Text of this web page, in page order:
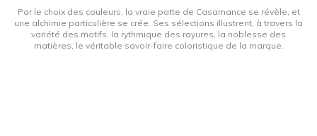
Par le choix des couleurs, la vraie patte de Casamance se révèle, et
une alchimie particulière se crée. Ses sélections illustrent, à travers la
variété des motifs, la rythmique des rayures, la noblesse des
matières, le véritable savoir-faire coloristique de la marque.